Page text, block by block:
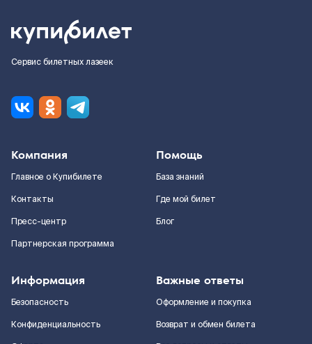
Сервис билетных лазеек
Компания
Главное о Купибилете
Контакты
Пресс-центр
Партнерская программа
Помощь
База знаний
Где мой билет
Блог
Информация
Безопасность
Конфиденциальность
Важные ответы
Оформление и покупка
Возврат и обмен билета